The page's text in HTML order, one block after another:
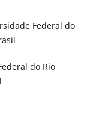
Federal do
do Rio